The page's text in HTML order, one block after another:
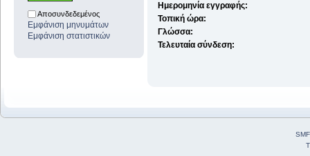
Αποσυνδεδεμένος
Εμφάνιση μηνυμάτων
Εμφάνιση στατιστικών
Ημερομηνία εγγραφής:
Τοπική ώρα:
Γλώσσα:
Τελευταία σύνδεση: